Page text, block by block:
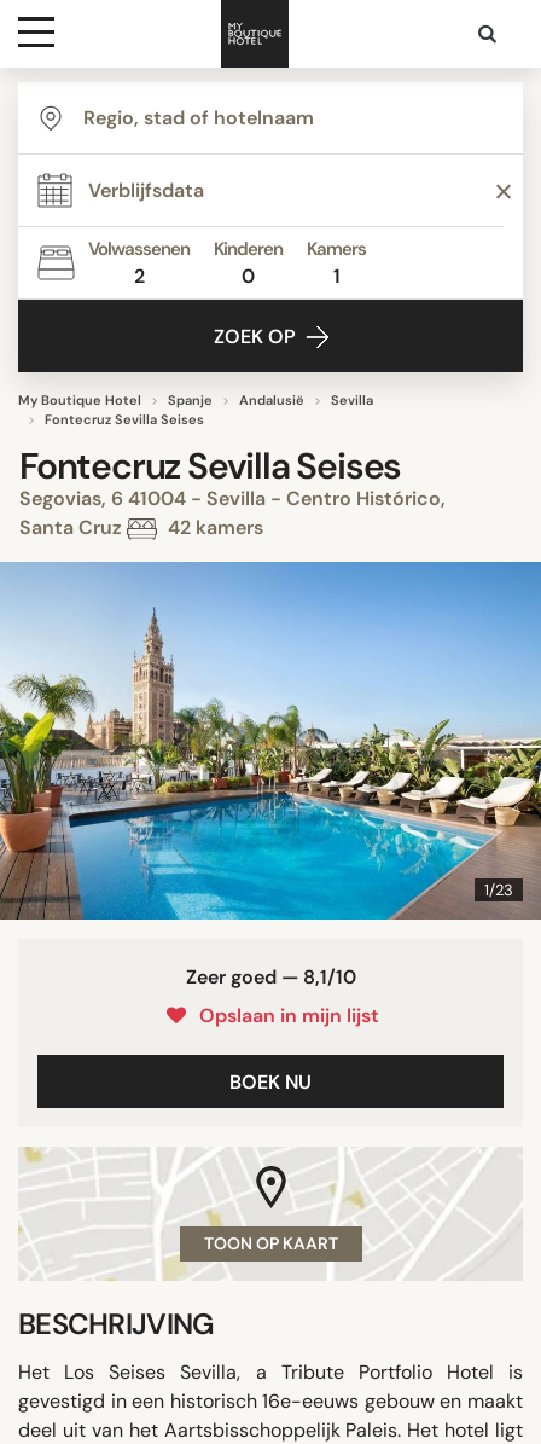
Bestemmingen
Hoteltypes
Contact
Volwassenen
2
Kinderen
0
Kamers
1
ZOEK OP
My Boutique Hotel Spanje Andalusië
Sevilla
Fontecruz Sevilla Seises
Fontecruz Sevilla Seises
Segovias, 6 41004 - Sevilla - Centro Histórico,
Santa Cruz
42 kamers
1/23
Zeer goed — 8,1/10
Opslaan in mijn lijst
BOEK NU
TOON OP KAART
BESCHRIJVING
Het Los Seises Sevilla, a Tribute Portfolio Hotel is
gevestigd in een historisch 16e-eeuws gebouw en maakt
deel uit van het Aartsbisschoppelijk Paleis. Het hotel ligt